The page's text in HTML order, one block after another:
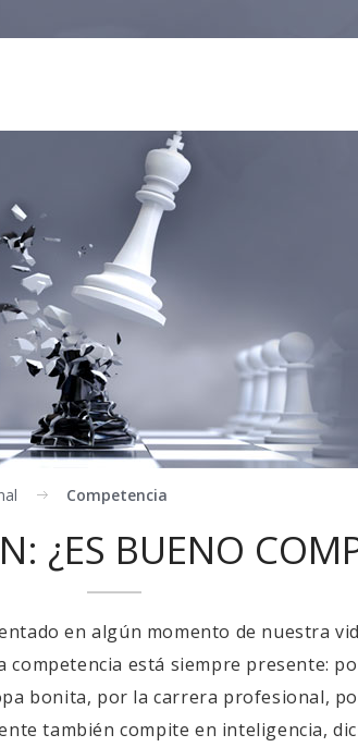
Competencia
¿ES BUENO
en algún momento de nuestra
está siempre presente:
bonita, por la carrera profesional,
también compite en inteligencia,